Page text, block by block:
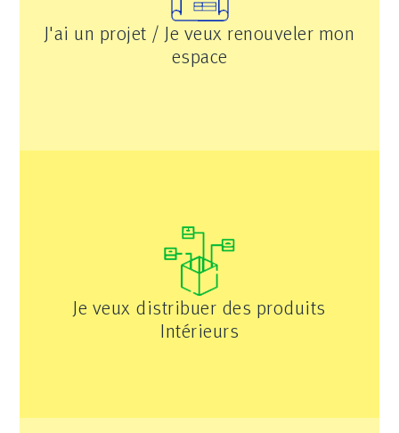
J'ai un projet / Je veux renouveler mon
espace
Je veux distribuer des produits
Intérieurs